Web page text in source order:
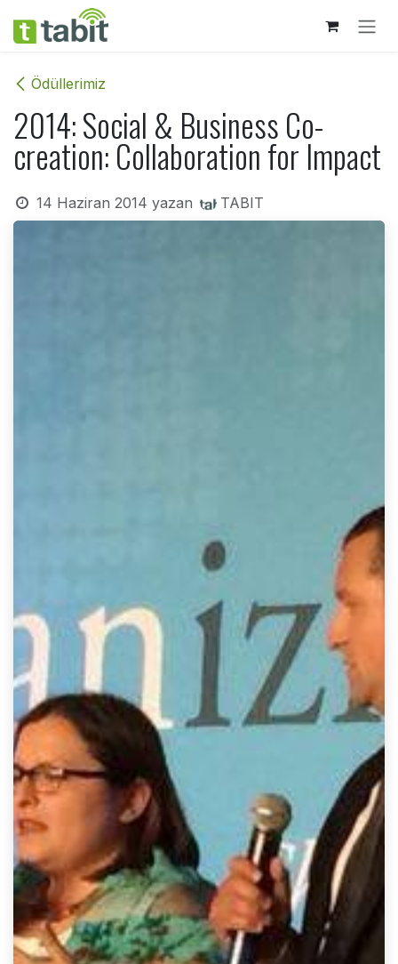
İçereği Atla
Ödüllerimiz
2014: Social & Business Co-
creation: Collaboration for Impact
14 Haziran 2014 yazan TABIT